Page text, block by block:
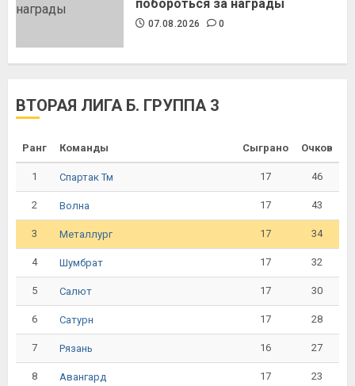
побороться за награды
07.08.2026 0
ВТОРАЯ ЛИГА Б. ГРУППА 3
Ранг Команды Сыграно Очков
1 Спартак Тм 17 46
2 Волна 17 43
3 Металлург 17 34
4 Шумбрат 17 32
5 Салют 17 30
6 Сатурн 17 28
7 Рязань 16 27
8 Авангард 17 23